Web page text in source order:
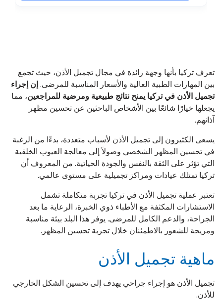
تعرف تركيا بأنها وجهة رائدة في مجال تجميل الأذن، حيث تجمع
بين المهارات الطبية العالية والأسعار المناسبة للمرضى.إن إجراء
تجميل الأذن في تركيا يمنح نتائج طبيعية ومرضية للمراجعين، مما
يجعلها خيارًا شائعًا بين الأشخاص الباحثين عن تحسين مظهر
آذانهم.
يسعى الكثيرون إلى تجميل الأذن لأسباب متعددة، بدءًا من الرغبة
في تحسين المظهر الشخصي وصولاً إلى معالجة العيوب الخلقية
التي تؤثر على الثقة بالنفس والجودة الحياتية. من المعروف أن
تركيا تمتلك عيادات ومراكز تجميلية على مستوى عالمي.
تعتبر عملية تجميل الأذن في تركيا تجربة متكاملة تشمل
الاستشارات المكثفة مع الأطباء ذوي الخبرة، الرعاية ما بعد
الجراحة، والدعم الكامل للمرضى. يوفر هذا البلد بيئة مناسبة
ومريحة للشعور بالاطمئنان خلال تجربة تحسين المظهر.
ماهية تجميل الأذن
تجميل الأذن هو إجراء جراحي يهدف إلى تحسين الشكل الخارجي
للأذن.